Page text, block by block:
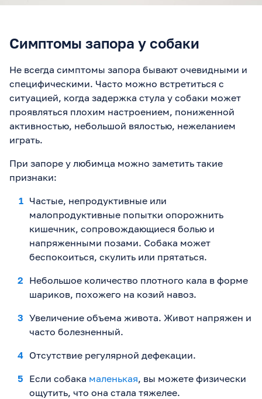
Симптомы запора у собаки
Не всегда симптомы запора бывают очевидными и
специфическими. Часто можно встретиться с
ситуацией, когда задержка стула у собаки может
проявляться плохим настроением, пониженной
активностью, небольшой вялостью, нежеланием
играть.
При запоре у любимца можно заметить такие
признаки:
Частые, непродуктивные или
малопродуктивные попытки опорожнить
кишечник, сопровождающиеся болью и
напряженными позами. Собака может
беспокоиться, скулить или прятаться.
Небольшое количество плотного кала в форме
шариков, похожего на козий навоз.
Увеличение объема живота. Живот напряжен и
часто болезненный.
Отсутствие регулярной дефекации.
Если собака маленькая, вы можете физически
ощутить, что она стала тяжелее.